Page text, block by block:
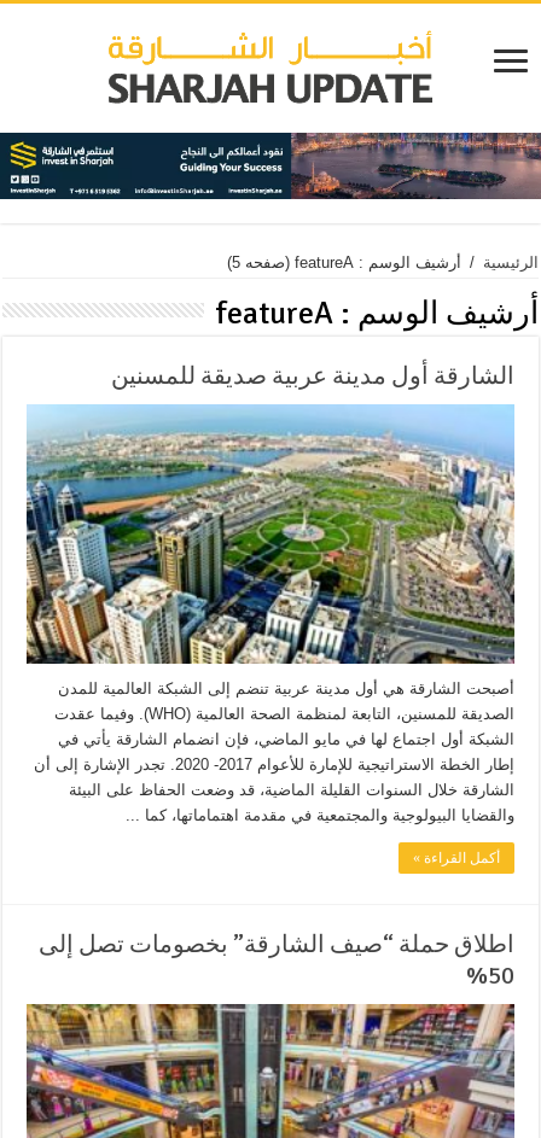
الرئيسية / أرشيف الوسم : featureA (صفحه 5)
أرشيف الوسم :featureA
الشارقة أول مدينة عربية صديقة للمسنين
أصبحت الشارقة هي أول مدينة عربية تنضم إلى الشبكة العالمية للمدن
الصديقة للمسنين، التابعة لمنظمة الصحة العالمية (WHO). وفيما عقدت
الشبكة أول اجتماع لها في مايو الماضي، فإن انضمام الشارقة يأتي في
إطار الخطة الاستراتيجية للإمارة للأعوام 2017- 2020. تجدر الإشارة إلى أن
الشارقة خلال السنوات القليلة الماضية، قد وضعت الحفاظ على البيئة
والقضايا البيولوجية والمجتمعية في مقدمة اهتماماتها، كما ...
أكمل القراءة »
اطلاق حملة “صيف الشارقة” بخصومات تصل إلى
50%